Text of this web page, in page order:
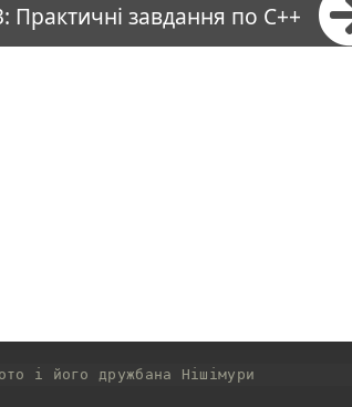
Практичні завдання по С++
і його дружбана Нішімури